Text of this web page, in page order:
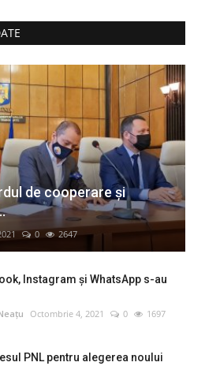
de cooperare și
0 2647
Instagram și WhatsApp s-au
Octombrie 4, 2021 0 1697
PNL pentru alegerea noului